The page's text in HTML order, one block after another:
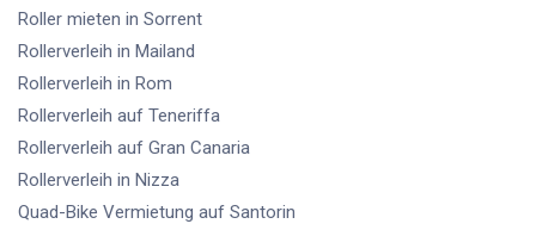
Roller mieten in Sorrent
Rollerverleih in Mailand
Rollerverleih in Rom
Rollerverleih auf Teneriffa
Rollerverleih auf Gran Canaria
Rollerverleih in Nizza
Quad-Bike Vermietung auf Santorin